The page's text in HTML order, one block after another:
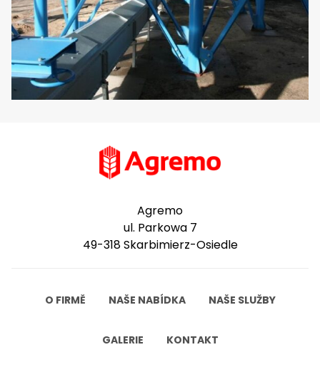
Agremo
ul. Parkowa 7
49-318 Skarbimierz-Osiedle
O FIRMĚ NAŠE NABÍDKA NAŠE SLUŽBY
GALERIE KONTAKT